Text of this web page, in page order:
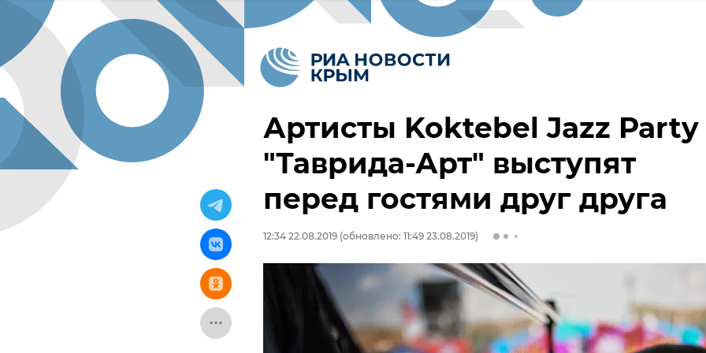
Артисты Koktebel Jazz
"Таврида-Арт" выступят
перед гостями друг друга
12:34 22.08.2019 (обновлено: 11:49 23.08.2019)